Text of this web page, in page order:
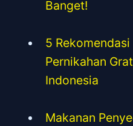
Banget!
5
Pernikahan
Indonesia
Makanan